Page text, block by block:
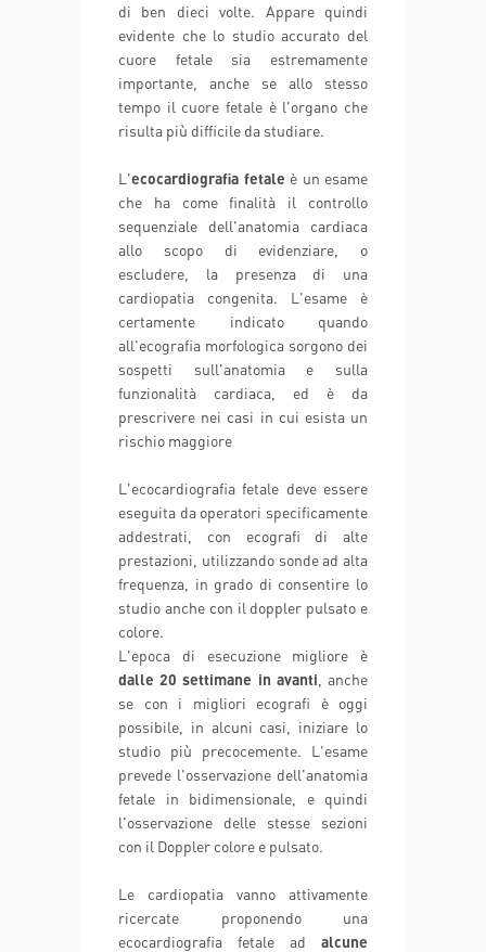
di ben dieci volte. Appare quindi
evidente che lo studio accurato del
cuore fetale sia estremamente
importante, anche se allo stesso
tempo il cuore fetale è l'organo che
risulta più difficile da studiare.
L'ecocardiografia fetale è un esame
che ha come finalità il controllo
sequenziale dell'anatomia cardiaca
allo scopo di evidenziare, o
escludere, la presenza di una
cardiopatia congenita. L'esame è
certamente indicato quando
all'ecografia morfologica sorgono dei
sospetti sull'anatomia e sulla
funzionalità cardiaca, ed è da
prescrivere nei casi in cui esista un
rischio maggiore
L'ecocardiografia fetale deve essere
eseguita da operatori specificamente
addestrati, con ecografi di alte
prestazioni, utilizzando sonde ad alta
frequenza, in grado di consentire lo
studio anche con il doppler pulsato e
colore.
L'epoca di esecuzione migliore è
dalle 20 settimane in avanti , anche
se con i migliori ecografi è oggi
possibile, in alcuni casi, iniziare lo
studio più precocemente. L'esame
prevede l'osservazione dell'anatomia
fetale in bidimensionale, e quindi
l'osservazione delle stesse sezioni
con il Doppler colore e pulsato.
Le cardiopatia vanno attivamente
ricercate proponendo una
ecocardiografia fetale ad alcune